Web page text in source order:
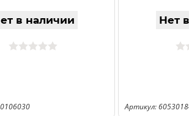
в наличии Нет
Артикул: